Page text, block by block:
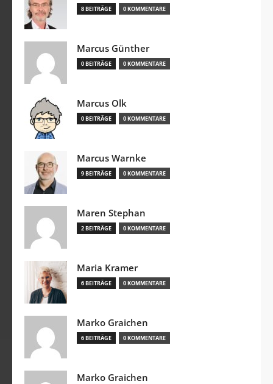
8 BEITRÄGE 0 KOMMENTARE
Marcus Günther
0 BEITRÄGE 0 KOMMENTARE
Marcus Olk
0 BEITRÄGE 0 KOMMENTARE
Marcus Warnke
9 BEITRÄGE 0 KOMMENTARE
Maren Stephan
2 BEITRÄGE 0 KOMMENTARE
Maria Kramer
6 BEITRÄGE 0 KOMMENTARE
Marko Graichen
6 BEITRÄGE 0 KOMMENTARE
Marko Graichen